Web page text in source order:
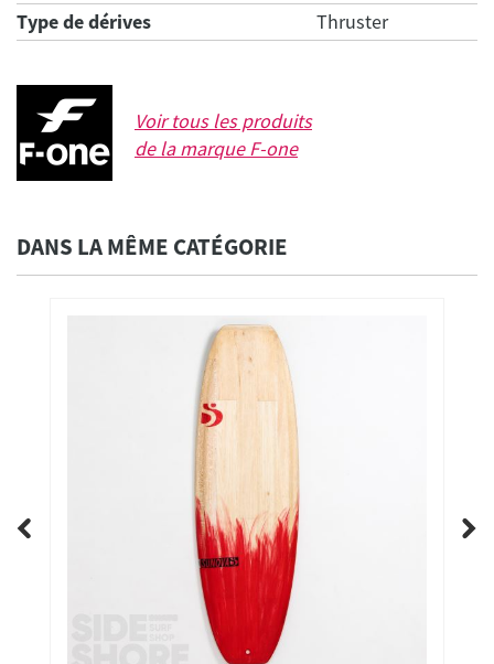
Type de dérives Thruster
Voir tous les produits
de la marqueF-one
DANS LA MÊME CATÉGORIE